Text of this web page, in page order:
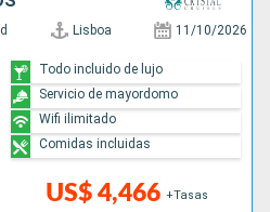
Lisboa 11/10/2026
US$ 4,466 +Tasas
Todo incluido de lujo
Servicio de mayordomo
Wifi ilimitado
Comidas incluidas